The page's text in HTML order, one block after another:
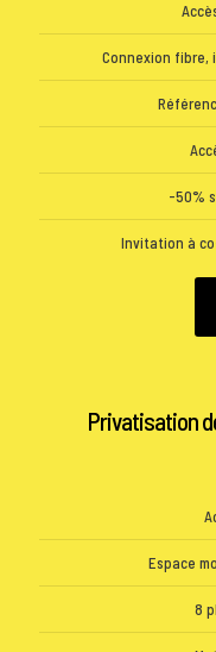
Connexion fibre,
-50%
Invitation à
Privatisation
Espace
8